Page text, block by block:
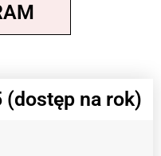
(dostęp na rok)